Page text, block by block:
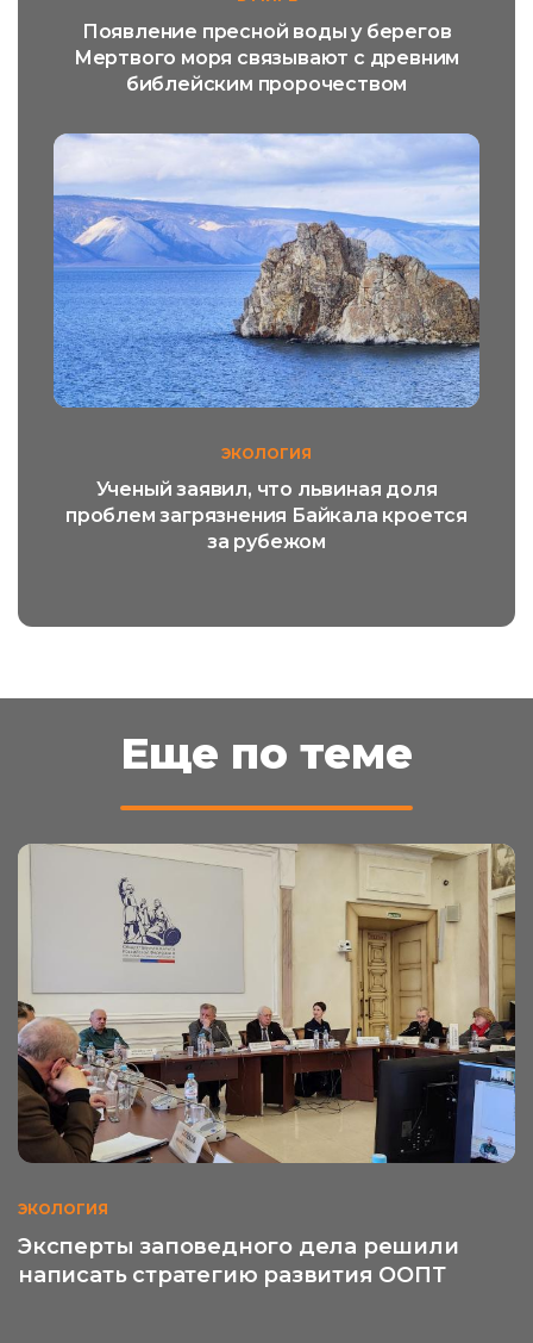
Появление пресной воды у берегов
Мертвого моря связывают с древним
библейским пророчеством
ЭКОЛОГИЯ
Ученый заявил, что львиная доля
проблем загрязнения Байкала кроется
за рубежом
Еще по теме
ЭКОЛОГИЯ
Эксперты заповедного дела решили
написать стратегию развития ООПТ